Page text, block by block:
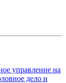
управление на
дело и